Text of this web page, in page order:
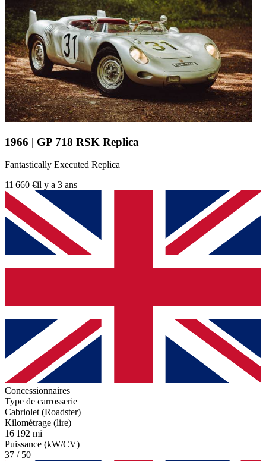
1966 | GP 718 RSK Replica
Fantastically Executed Replica
11 660 €il y a 3 ans
Concessionnaires
Type de carrosserie
Cabriolet (Roadster)
Kilométrage (lire)
16 192 mi
Puissance (kW/CV)
37 / 50